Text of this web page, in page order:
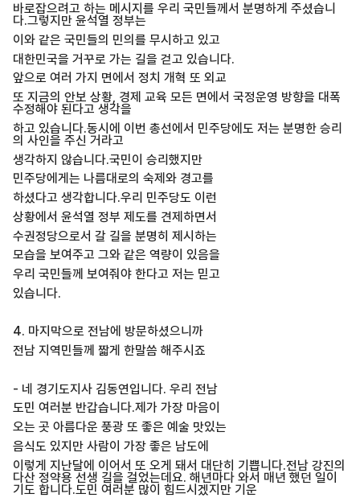
바로잡으려고 하는 메시지를 우리 국민들께서 분명하게 주셨습니
다.그렇지만 윤석열 정부는
이와 같은 국민들의 민의를 무시하고 있고
대한민국을 거꾸로 가는 길을 걷고 있습니다.
앞으로 여러 가지 면에서 정치 개혁 또 외교
또 지금의 안보 상황, 경제 교육 모든 면에서 국정운영 방향을 대폭
수정해야 된다고 생각을
하고 있습니다.동시에 이번 총선에서 민주당에도 저는 분명한 승리
의 사인을 주신 거라고
생각하지 않습니다.국민이 승리했지만
민주당에게는 나름대로의 숙제와 경고를
하셨다고 생각합니다.우리 민주당도 이런
상황에서 윤석열 정부 제도를 견제하면서
수권정당으로서 갈 길을 분명히 제시하는
모습을 보여주고 그와 같은 역량이 있음을
우리 국민들께 보여줘야 한다고 저는 믿고
있습니다.
4. 마지막으로 전남에 방문하셨으니까
전남 지역민들께 짧게 한말씀 해주시죠
- 네 경기도지사 김동연입니다. 우리 전남
도민 여러분 반갑습니다.제가 가장 마음이
오는 곳 아름다운 풍광 또 좋은 예술 맛있는
음식도 있지만 사람이 가장 좋은 남도에
이렇게 지난달에 이어서 또 오게 돼서 대단히 기쁩니다.전남 강진의
다산 정약용 선생 길을 걸었는데요. 해년마다 와서 매년 했던 일이
기도 합니다.도민 여러분 많이 힘드시겠지만 기운